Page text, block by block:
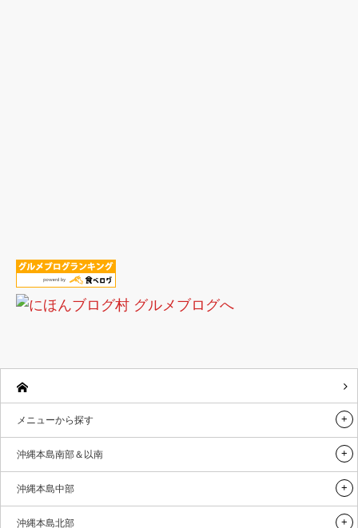
メニューから探す
沖縄本島南部＆以南
沖縄本島中部
沖縄本島北部